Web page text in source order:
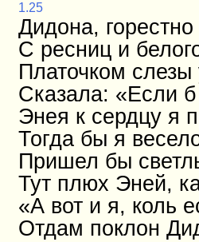
1.25
Дидона,
С ресниц и
Платочком слезы
Сказала: «Если
Энея к сердцу я
Тогда бы я
Пришел бы
Тут плюх Эней,
«А вот и я, коль
Отдам поклон